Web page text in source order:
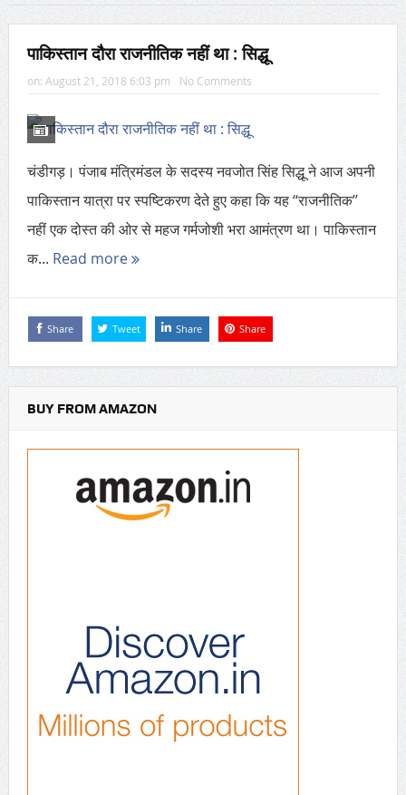
पाकिस्तान दौरा राजनीतिक नहीं था : सिद्धू
on: August 21, 2018 6:03 pm No Comments
चंडीगड़। पंजाब मंत्रिमंडल के सदस्य नवजोत सिंह सिद्धू ने आज अपनी
पाकिस्तान यात्रा पर स्पष्टिकरण देते हुए कहा कि यह ‘‘राजनीतिक’’
नहीं एक दोस्त की ओर से महज गर्मजोशी भरा आमंत्रण था। पाकिस्तान
क... Read more
Share Tweet Share Share
BUY FROM AMAZON